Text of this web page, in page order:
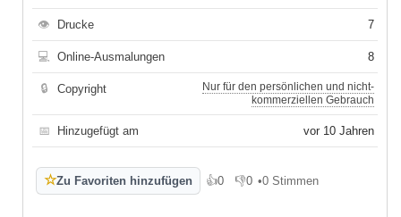
👁 Drucke 7
💻 Online-Ausmalungen 8
🔒 Copyright
Nur für den persönlichen und nicht-
kommerziellen Gebrauch
📅 Hinzugefügt am vor 10 Jahren
☆Zu Favoriten hinzufügen 👍0
Gefällt mir
👎0
Gefällt mir nicht
•0 Stimmen